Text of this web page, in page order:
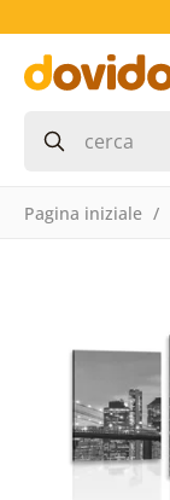
Pagina iniziale